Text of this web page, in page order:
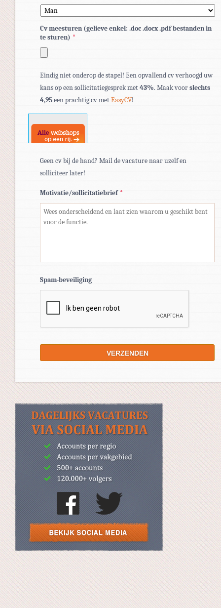
Cv meesturen (gelieve enkel: .doc .docx .pdf bestanden in
te sturen) *
bestandstypen:
pdf,
doc,
docx.
Eindig niet onderop de stapel! Een opvallend cv verhoogd uw
kans op een sollicitatiegesprek met43%. Maak voorslechts
4,95een prachtig cv metEasyCV!
Geen cv bij de hand? Mail de vacature naar uzelf en
solliciteer later!
Motivatie/sollicitatiebrief *
Spam-beveiliging